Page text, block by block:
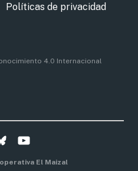
Políticas de privacidad
4.0 Internacional
El Maizal